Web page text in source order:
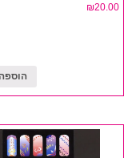
₪20.00